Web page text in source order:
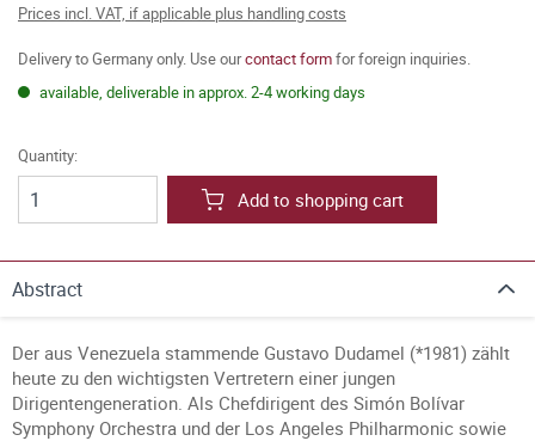
Prices incl. VAT, if applicable plus handling costs
Delivery to Germany only. Use ourcontact formfor foreign inquiries.
available, deliverable in approx. 2-4 working days
Quantity:
Add to shopping cart
Abstract
Der aus Venezuela stammende Gustavo Dudamel (*1981) zählt
heute zu den wichtigsten Vertretern einer jungen
Dirigentengeneration. Als Chefdirigent des Simón Bolívar
Symphony Orchestra und der Los Angeles Philharmonic sowie